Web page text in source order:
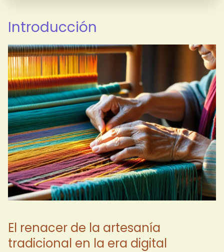
Introducción
El renacer de la artesanía
tradicional en la era digital